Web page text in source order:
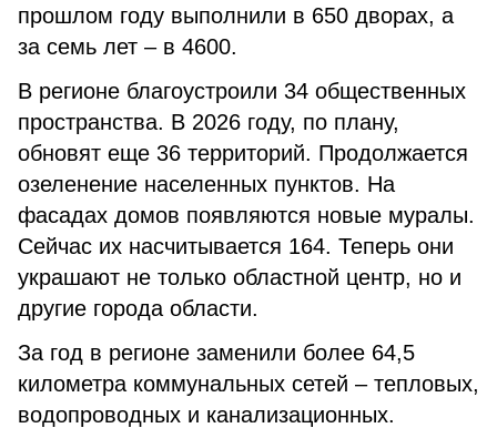
прошлом году выполнили в 650 дворах, а
за семь лет – в 4600.
В регионе благоустроили 34 общественных
пространства. В 2026 году, по плану,
обновят еще 36 территорий. Продолжается
озеленение населенных пунктов. На
фасадах домов появляются новые муралы.
Сейчас их насчитывается 164. Теперь они
украшают не только областной центр, но и
другие города области.
За год в регионе заменили более 64,5
километра коммунальных сетей – тепловых,
водопроводных и канализационных.